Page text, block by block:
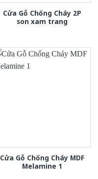
Cửa Gỗ Chống Cháy 2P
son xam trang
Cửa Gỗ Chống Cháy MDF
Melamine 1